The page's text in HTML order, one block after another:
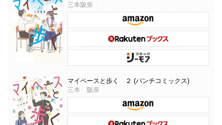
三本阪奈
マイペースと歩く ２ (バンチコミックス)
三本 阪奈